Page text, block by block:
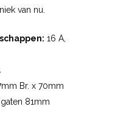
van nu.
16 A,
Br. x 70mm
81mm